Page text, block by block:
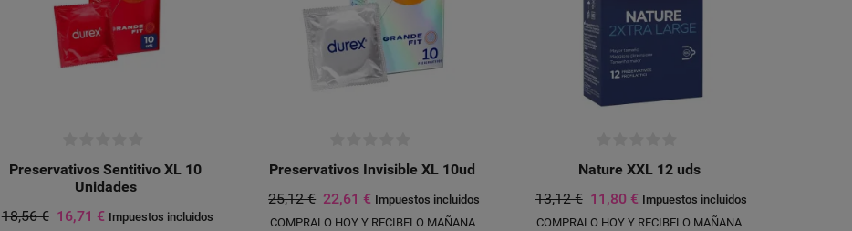
Preservativos Sentitivo XL 10
Unidades
18,56 € 16,71 € Impuestos incluidos
Preservativos Invisible XL 10ud
25,12 € 22,61 € Impuestos incluidos
COMPRALO HOY Y RECIBELO MAÑANA
Nature XXL 12 uds
13,12 € 11,80 € Impuestos incluidos
COMPRALO HOY Y RECIBELO MAÑANA